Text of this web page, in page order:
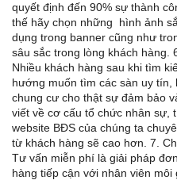
quyết định đến 90% sự thành
thế hãy chọn những hình ảnh
dụng trong banner cũng như
sâu sắc trong lòng khách hàng.
Nhiều khách hàng sau khi tìm
hướng muốn tìm các sàn uy tín,
chung cư cho thật sự đảm bảo
viết về cơ cấu tổ chức nhân sự,
website BĐS của chúng ta
từ khách hàng sẽ cao hơn. 7.
Tư vấn miễn phí là giải pháp
hàng tiếp cận với nhân viên